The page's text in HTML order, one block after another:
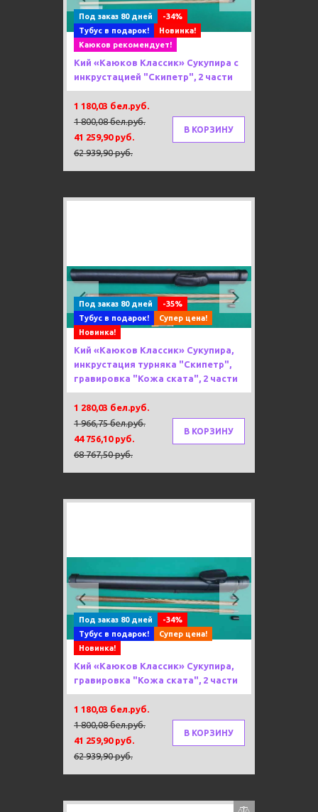
Под заказ 80 дней
-34%
Тубус в подарок!
Новинка!
Каюков рекомендует!
Кий «Каюков Классик» Сукупира с
инкрустацией "Скипетр", 2 части
1 180,03 бел.руб.
1 800,08 бел.руб.
41 259,90 руб.
62 939,90 руб.
В КОРЗИНУ
Previous
Под заказ 80 дней
-35%
Тубус в подарок!
Супер цена!
Новинка!
Кий «Каюков Классик» Сукупира,
инкрустация турняка "Скипетр",
гравировка "Кожа ската", 2 части
1 280,03 бел.руб.
1 966,75 бел.руб.
44 756,10 руб.
68 767,50 руб.
В КОРЗИНУ
Previous Next
Под заказ 80 дней
-34%
Тубус в подарок!
Супер цена!
Новинка!
Кий «Каюков Классик» Сукупира,
гравировка "Кожа ската", 2 части
1 180,03 бел.руб.
1 800,08 бел.руб.
41 259,90 руб.
62 939,90 руб.
В КОРЗИНУ